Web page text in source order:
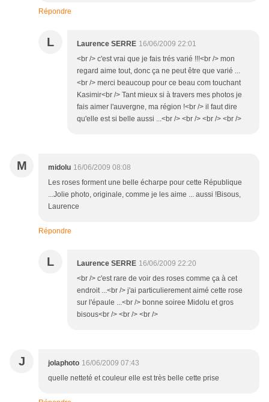
Répondre
L Laurence SERRE 16/06/2009 22:01
<br /> c'est vrai que je fais trés varié !!!<br /> mon
regard aime tout, donc ça ne peut être que varié ...
<br /> merci beaucoup pour ce beau com touchant
Kasimir<br /> Tant mieux si à travers mes photos je
fais aimer l'auvergne, ma région !<br /> il faut dire
qu'elle est si belle aussi ...<br /> <br /> <br /> <br />
M midolu 16/06/2009 08:08
Les roses forment une belle écharpe pour cette République
...Jolie photo, originale, comme je les aime ... aussi !Bisous,
Laurence
Répondre
L Laurence SERRE 16/06/2009 22:20
<br /> c'est rare de voir des roses comme ça à cet
endroit ...<br /> j'ai particulierement aimé cette rose
sur l'épaule ...<br /> bonne soiree Midolu et gros
bisous<br /> <br /> <br />
J jolaphoto 16/06/2009 07:43
quelle netteté et couleur elle est très belle cette prise